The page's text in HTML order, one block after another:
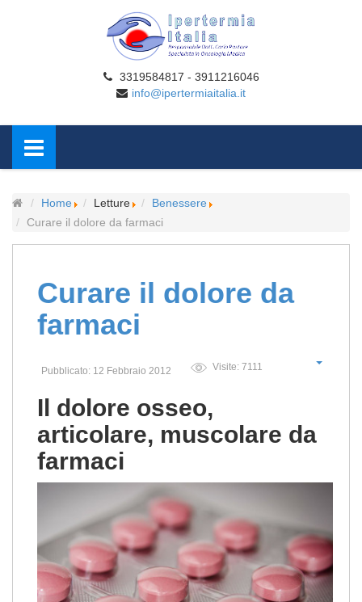
3319584817 - 3911216046
info@ipertermiaitalia.it
Home Letture
Benessere
Curare il dolore da farmaci
Curare il dolore da
farmaci
Pubblicato: 12 Febbraio 2012 Visite: 7111
Il dolore osseo,
articolare, muscolare da
farmaci